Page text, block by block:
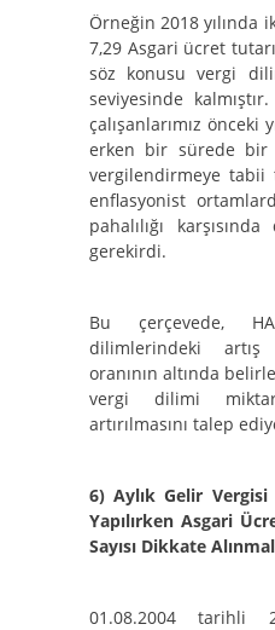
Örneğin 2018 yılında
7,29 Asgari ücret
söz konusu vergi
seviyesinde
çalışanlarımız önceki
erken bir sürede
vergilendirmeye tabii
enflasyonist
pahalılığı
gerekirdi.
Bu çerçevede,
dilimlerindeki artış
oranının altında
vergi dilimi
artırılmasını talep
6) Aylık Gelir Vergisi
Yapılırken Asgari
Sayısı Dikkate
01.08.2004 tarihli